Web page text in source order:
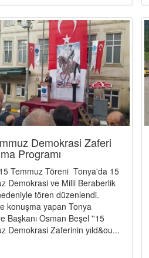
Demokrasi Zaferi
Programı
Temmuz Töreni Tonya'da 15
Demokrasi ve Milli Beraberlik
tören düzenlendi.
konuşma yapan Tonya
Başkanı Osman Beşel ''15
Demokrasi Zaferinin yıld&ou...